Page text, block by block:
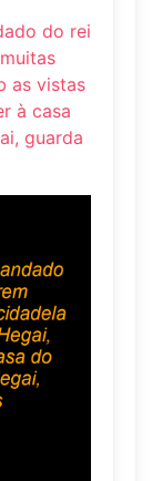
do rei
as vistas
à casa
guarda